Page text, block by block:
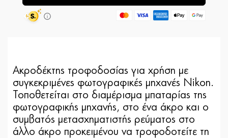
Ακροδέκτης τροφοδοσίας για χρήση με
συγκεκριμένες φωτογραφικές μηχανές Nikon.
Τοποθετείται στο διαμέρισμα μπαταρίας της
φωτογραφικής μηχανής, στο ένα άκρο και ο
συμβατός μετασχηματιστής ρεύματος στο
άλλο άκρο προκειμένου να τροφοδοτείτε τη